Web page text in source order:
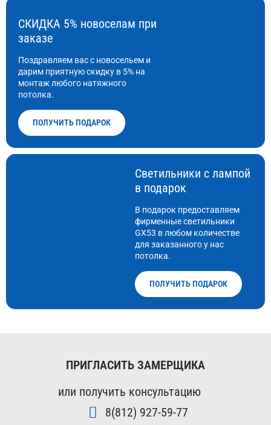
СКИДКА 5% новоселам при
заказе
Поздравляем вас с новосельем и
дарим приятную скидку в 5% на
монтаж любого натяжного
потолка.
ПОЛУЧИТЬ ПОДАРОК
Светильники с лампой
в подарок
В подарок предоставляем
фирменные светильники
GX53 в любом количестве
для заказанного у нас
потолка.
ПОЛУЧИТЬ ПОДАРОК
ПРИГЛАСИТЬ ЗАМЕРЩИКА
или получить консультацию
8(812) 927-59-77